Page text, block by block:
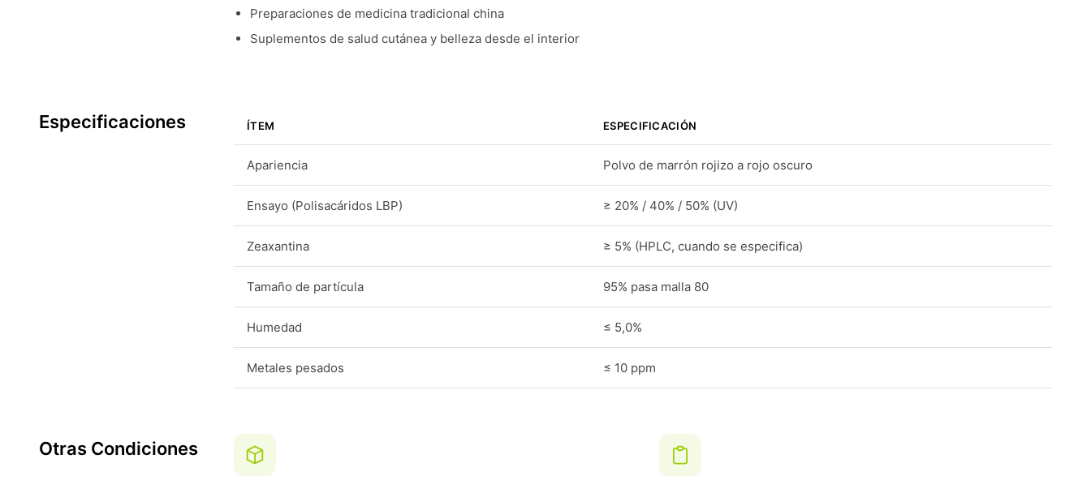
Preparaciones de medicina tradicional china
Suplementos de salud cutánea y belleza desde el interior
Especificaciones ÍTEM ESPECIFICACIÓN
Apariencia Polvo de marrón rojizo a rojo oscuro
Ensayo (Polisacáridos LBP) ≥ 20% / 40% / 50% (UV)
Zeaxantina ≥ 5% (HPLC, cuando se especifica)
Tamaño de partícula 95% pasa malla 80
Humedad ≤ 5,0%
Metales pesados ≤ 10 ppm
Otras Condiciones